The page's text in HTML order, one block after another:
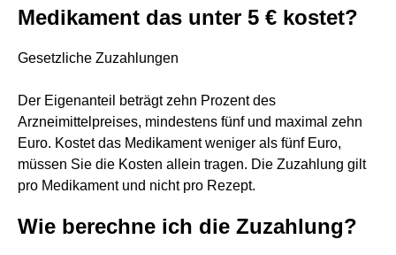
Medikament das unter 5 € kostet?
Gesetzliche Zuzahlungen
Der Eigenanteil beträgt zehn Prozent des
Arzneimittelpreises, mindestens fünf und maximal zehn
Euro. Kostet das Medikament weniger als fünf Euro,
müssen Sie die Kosten allein tragen. Die Zuzahlung gilt
pro Medikament und nicht pro Rezept.
Wie berechne ich die Zuzahlung?